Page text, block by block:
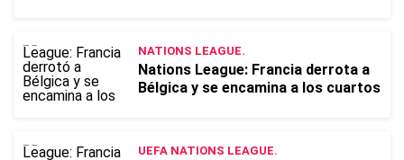
NATIONS LEAGUE.
Nations League: Francia derrota a
Bélgica y se encamina a los cuartos
UEFA NATIONS LEAGUE.